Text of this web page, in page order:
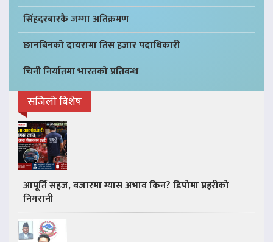
सिंहदरबारकै जग्गा अतिक्रमण
छानबिनको दायरामा तिस हजार पदाधिकारी
चिनी निर्यातमा भारतको प्रतिबन्ध
सजिलो बिशेष
आपूर्ति सहज, बजारमा ग्यास अभाव किन? डिपोमा प्रहरीको
निगरानी